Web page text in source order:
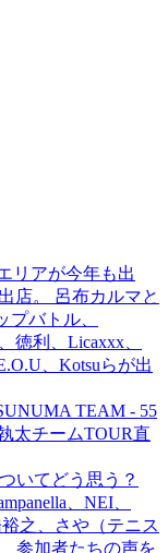
リアが今年も出
店。 呂布カルマと
プバトル、
徳利、Licaxxx、
、Kotsuらが出
TEAM - 55
太チームTOUR直
いてどう思う？
、NEI、
之、さや（テニス
参加者たちの声を